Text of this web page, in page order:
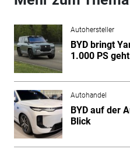
Autohersteller
BYD bringt
1.000 PS
Autohandel
BYD auf der
Blick